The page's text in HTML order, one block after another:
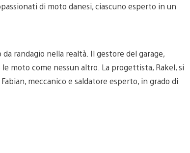
di moto danesi, ciascuno esperto in un
randagio nella realtà. Il gestore del garage,
moto come nessun altro. La progettista, Rakel, si
meccanico e saldatore esperto, in grado di